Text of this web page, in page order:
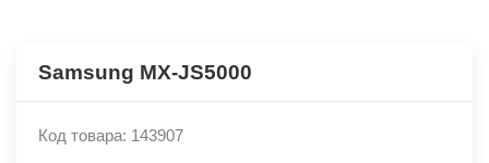
Samsung MX-JS5000
Код товара: 143907